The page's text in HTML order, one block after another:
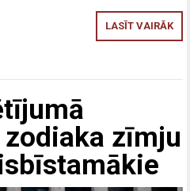
LASĪT VAIRĀK
zīmju